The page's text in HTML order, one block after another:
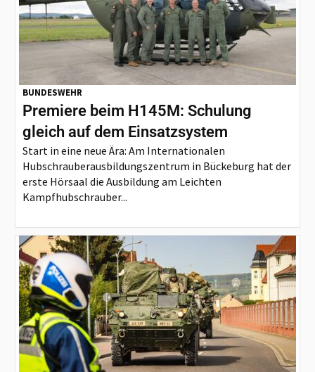
BUNDESWEHR
Premiere beim H145M: Schulung
gleich auf dem Einsatzsystem
Start in eine neue Ära: Am Internationalen
Hubschrauberausbildungszentrum in Bückeburg hat der
erste Hörsaal die Ausbildung am Leichten
Kampfhubschrauber...